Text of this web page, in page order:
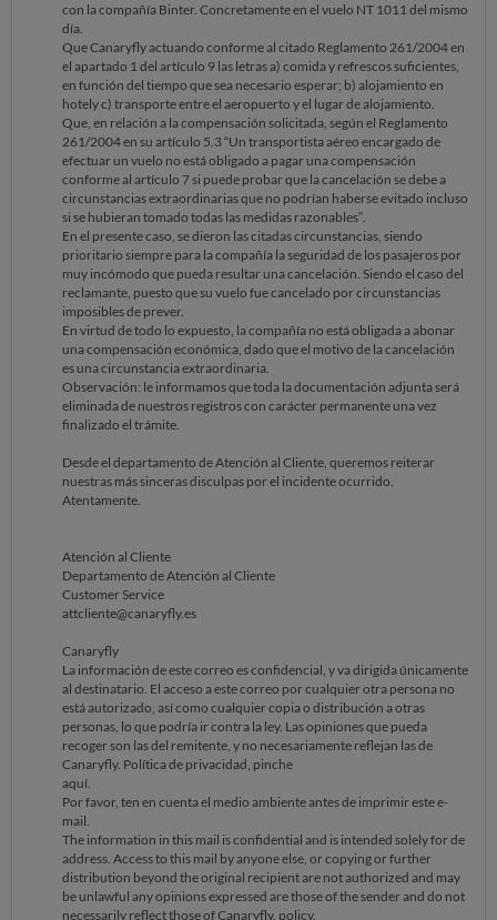
Considero que la falta de recursos logísticos (como la disponibilidad de
aviones) o decisiones de organización interna no deben repercutir en
el perjuicio de los pasajeros. No podemos asumir como viajeros las
consecuencias de una posible mala planificación o falta de alternativas
eficaces.
En virtud del Reglamento (CE) 261/2004, y salvo que puedan justificar
con claridad que se trata de una causa extraordinaria y ajena a su
control operativo, solicito:
• La indemnización correspondiente por el retraso.
• Y una revisión de la atención ofrecida durante la
incidencia.
Adjunto imagen de mi tarjeta de embarque como prueba de la reserva,
y quedo a la espera de una respuesta formal por su parte.
Atentamente,
Gema Pineda Torrejón
con la compañía Binter. Concretamente en el vuelo NT 1011 del mismo
día.
Que Canaryfly actuando conforme al citado Reglamento 261/2004 en
el apartado 1 del artículo 9 las letras a) comida y refrescos suficientes,
en función del tiempo que sea necesario esperar; b) alojamiento en
hotely c) transporte entre el aeropuerto y el lugar de alojamiento.
Que, en relación a la compensación solicitada, según el Reglamento
261/2004 en su artículo 5.3 “Un transportista aéreo encargado de
efectuar un vuelo no está obligado a pagar una compensación
conforme al artículo 7 si puede probar que la cancelación se debe a
circunstancias extraordinarias que no podrían haberse evitado incluso
si se hubieran tomado todas las medidas razonables”.
En el presente caso, se dieron las citadas circunstancias, siendo
prioritario siempre para la compañía la seguridad de los pasajeros por
muy incómodo que pueda resultar una cancelación. Siendo el caso del
reclamante, puesto que su vuelo fue cancelado por circunstancias
imposibles de prever.
En virtud de todo lo expuesto, la compañía no está obligada a abonar
una compensación económica, dado que el motivo de la cancelación
es una circunstancia extraordinaria.
Observación: le informamos que toda la documentación adjunta será
eliminada de nuestros registros con carácter permanente una vez
finalizado el trámite.
Desde el departamento de Atención al Cliente, queremos reiterar
nuestras más sinceras disculpas por el incidente ocurrido.
Atentamente.
Atención al Cliente
Departamento de Atención al Cliente
Customer Service
attcliente@canaryfly.es
Canaryfly
La información de este correo es confidencial, y va dirigida únicamente
al destinatario. El acceso a este correo por cualquier otra persona no
está autorizado, así como cualquier copia o distribución a otras
personas, lo que podría ir contra la ley. Las opiniones que pueda
recoger son las del remitente, y no necesariamente reflejan las de
Canaryfly. Política de privacidad, pinche
aquí.
Por favor, ten en cuenta el medio ambiente antes de imprimir este e-
mail.
The information in this mail is confidential and is intended solely for de
address. Access to this mail by anyone else, or copying or further
distribution beyond the original recipient are not authorized and may
be unlawful any opinions expressed are those of the sender and do not
necessarily reflect those of Canaryfly. policy.